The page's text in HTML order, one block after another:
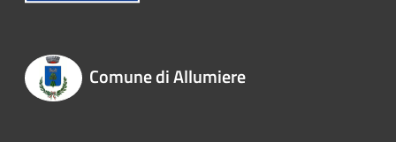
Comune di Allumiere